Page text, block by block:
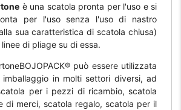
è una scatola pronta per l'uso e si
per l'uso senza l'uso di nastro
sua caratteristica di scatola chiusa)
di pliage su di essa.
può essere utilizzata
in molti settori diversi, ad
per i pezzi di ricambio, scatola
di merci, scatola regalo, scatola per il